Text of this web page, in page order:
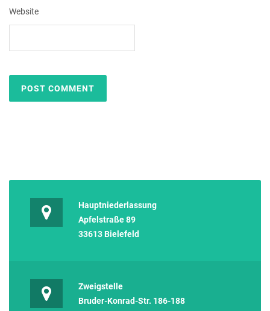
Website
Hauptniederlassung
Apfelstraße 89
33613 Bielefeld
Zweigstelle
Bruder-Konrad-Str. 186-188